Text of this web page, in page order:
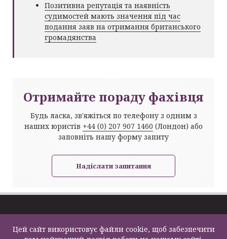
Позитивна репутація та наявність
судимостей мають значення під час
подання заяв на отримання британського
громадянства
Отримайте пораду фахівця
Будь ласка, зв'яжіться по телефону з одним з
наших юристів +44 (0) 207 907 1460 (Лондон) або
заповніть нашу форму запиту
Надіслати запитання
Про компанію
Задати питання
Імміграція та
Візи
Цей сайт використовує файли cookie, щоб забезпечити